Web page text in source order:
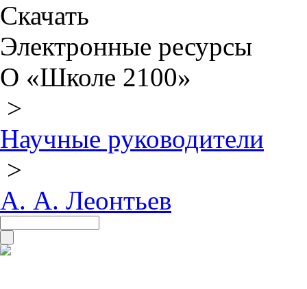
Скачать
Электронные ресурсы
О «Школе 2100»
>
Научные руководители
>
А. А. Леонтьев